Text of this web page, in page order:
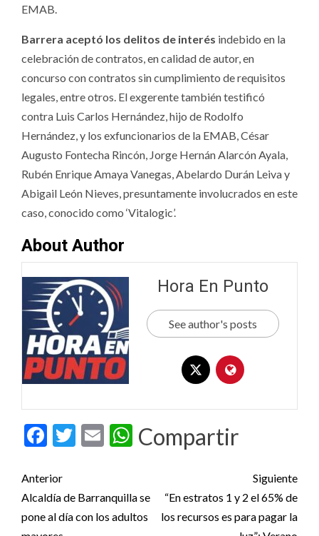
EMAB.
Barrera aceptó los delitos de interés indebido en la
celebración de contratos, en calidad de autor, en
concurso con contratos sin cumplimiento de requisitos
legales, entre otros. El exgerente también testificó
contra Luis Carlos Hernández, hijo de Rodolfo
Hernández, y los exfuncionarios de la EMAB, César
Augusto Fontecha Rincón, Jorge Hernán Alarcón Ayala,
Rubén Enrique Amaya Vanegas, Abelardo Durán Leiva y
Abigail León Nieves, presuntamente involucrados en este
caso, conocido como ‘Vitalogic’.
About Author
Hora En Punto
See author's posts
Facebook
Twitter
EmailWhatsApp
Compartir
Post
navigation
Anterior
Alcaldía de Barranquilla se
pone al día con los adultos
Siguiente
“En estratos 1 y 2 el 65% de
los recursos es para pagar la